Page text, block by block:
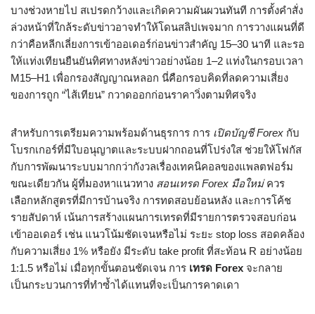
บางช่วงหายไป สเปรดกว้างและเกิดความผันผวนทันที การตั้งคำสั่ง
ล่วงหน้าที่ใกล้ระดับข่าวอาจทำให้โดนสลิปเพจมาก การวางแผนที่ดี
กว่าคือหลีกเลี่ยงการเข้าออเดอร์ก่อนข่าวสำคัญ 15–30 นาที และรอ
ให้แท่งเทียนยืนยันทิศทางหลังข่าวอย่างน้อย 1–2 แท่งในกรอบเวลา
M15–H1 เพื่อกรองสัญญาณหลอก นี่คือกรอบคิดที่ลดความเสี่ยง
ของการถูก “ไส้เทียน” กวาดออกก่อนราคาวิ่งตามทิศจริง
สำหรับการเตรียมความพร้อมด้านธุรการ การ เปิดบัญชี Forex กับ
โบรกเกอร์ที่มีใบอนุญาตและระบบฝากถอนที่โปร่งใส ช่วยให้โฟกัส
กับการพัฒนาระบบมากกว่ากังวลเรื่องเทคนิคอลของแพลตฟอร์ม
ขณะเดียวกัน ผู้ที่มองหาแนวทาง สอนเทรด Forex มือใหม่ควร
เลือกหลักสูตรที่มีการบ้านจริง การทดสอบย้อนหลัง และการโค้ช
รายสัปดาห์ เน้นการสร้างแผนการเทรดที่มีรายการตรวจสอบก่อน
เข้าออเดอร์ เช่น แนวโน้มชัดเจนหรือไม่ ระยะ stop loss สอดคล้อง
กับความเสี่ยง 1% หรือยัง มีระดับ take profit ที่สะท้อน R อย่างน้อย
1:1.5 หรือไม่ เมื่อทุกขั้นตอนชัดเจน การ เทรด Forex จะกลาย
เป็นกระบวนการที่ทำซ้ำได้แทนที่จะเป็นการคาดเดา